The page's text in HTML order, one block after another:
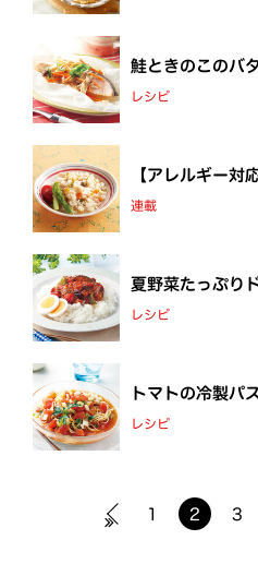
鮭ときのこのバ
レシピ
【アレルギー対
連載
夏野菜たっぷり
レシピ
トマトの冷製パ
レシピ
1 2 3